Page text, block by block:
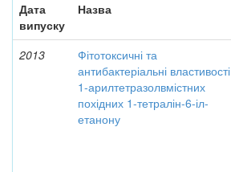
Дата
випуску
Назва
2013
Фітотоксичні та
антибактеріальні властивості
1-арилтетразолвмістних
похідних 1-тетралін-6-іл-
етанону